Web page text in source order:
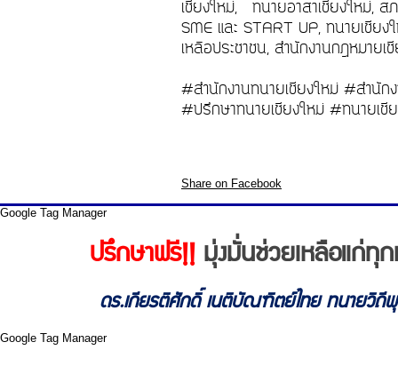
เชียงใหม่, ทนายอาสาเชียงใหม่, ส
SME และ START UP, ทนายเชีย
เหลือประชาชน, สำนักงานกฎหมาย
#สำนักงานทนายเชียงใหม่ #สำนัก
#ปรึกษาทนายเชียงใหม่ #ทนายเชี
Share on Facebook
Google Tag Manager
ปรึกษาฟรี!! มุ่งมั่นช่วยเหลือแก่ทุ
ดร.เกียรติศักดิ์ เนติบัณฑิตย์ไทย ทนายวิถีพุ
Google Tag Manager